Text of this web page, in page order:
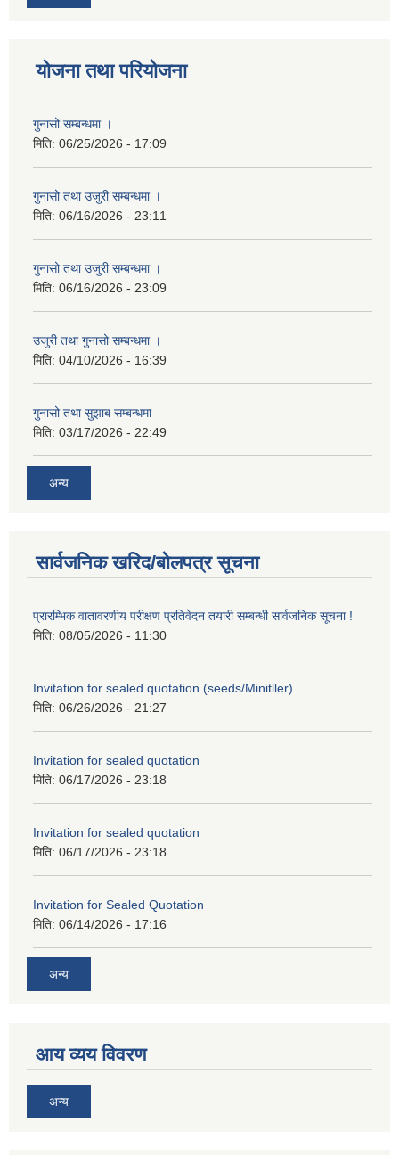
योजना तथा परियोजना
गुनासो सम्बन्धमा ।
मिति: 06/25/2026 - 17:09
गुनासो तथा उजुरी सम्बन्धमा ।
मिति: 06/16/2026 - 23:11
गुनासो तथा उजुरी सम्बन्धमा ।
मिति: 06/16/2026 - 23:09
उजुरी तथा गुनासो सम्बन्धमा ।
मिति: 04/10/2026 - 16:39
गुनासो तथा सुझाब सम्बन्धमा
मिति: 03/17/2026 - 22:49
अन्य
सार्वजनिक खरिद/बोलपत्र सूचना
प्रारम्भिक वातावरणीय परीक्षण प्रतिवेदन तयारी सम्बन्धी सार्वजनिक सूचना !
मिति: 08/05/2026 - 11:30
Invitation for sealed quotation (seeds/Minitller)
मिति: 06/26/2026 - 21:27
Invitation for sealed quotation
मिति: 06/17/2026 - 23:18
Invitation for sealed quotation
मिति: 06/17/2026 - 23:18
Invitation for Sealed Quotation
मिति: 06/14/2026 - 17:16
अन्य
आय व्यय विवरण
अन्य